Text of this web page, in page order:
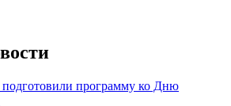
программу ко Дню